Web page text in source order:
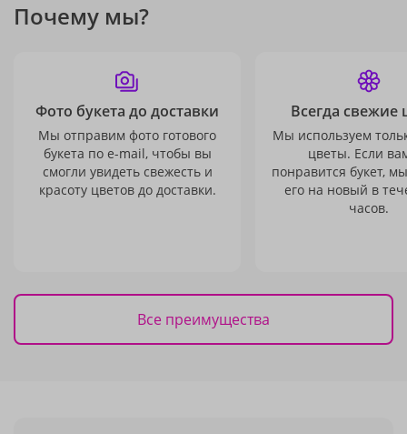
Почему мы?
Фото букета до доставки
Мы отправим фото готового
букета по e-mail, чтобы вы
смогли увидеть свежесть и
красоту цветов до доставки.
Всегда свежие
Мы используем
цветы. Если
понравится букет,
его на новый в
часов.
Все преимущества